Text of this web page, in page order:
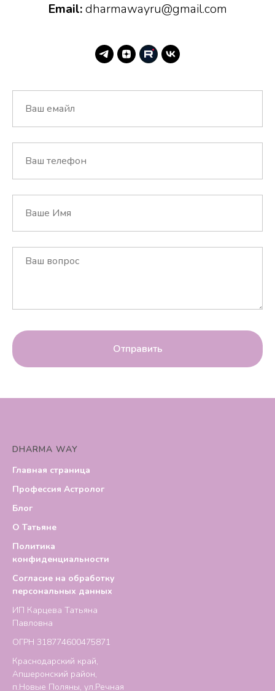
Email:dharmawayru@gmail.com
Отправить
DHARMA WAY
Главная страница
Профессия Астролог
Блог
О Татьяне
Политика
конфиденциальности
Согласие на обработку
персональных данных
ИП Карцева Татьяна
Павловна
ОГРН 318774600475871
Краснодарский край,
Апшеронский район,
п.Новые Поляны, ул.Речная